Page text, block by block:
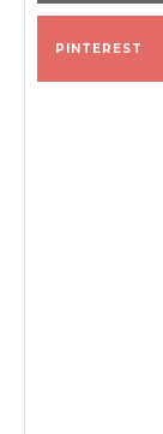
PINTEREST